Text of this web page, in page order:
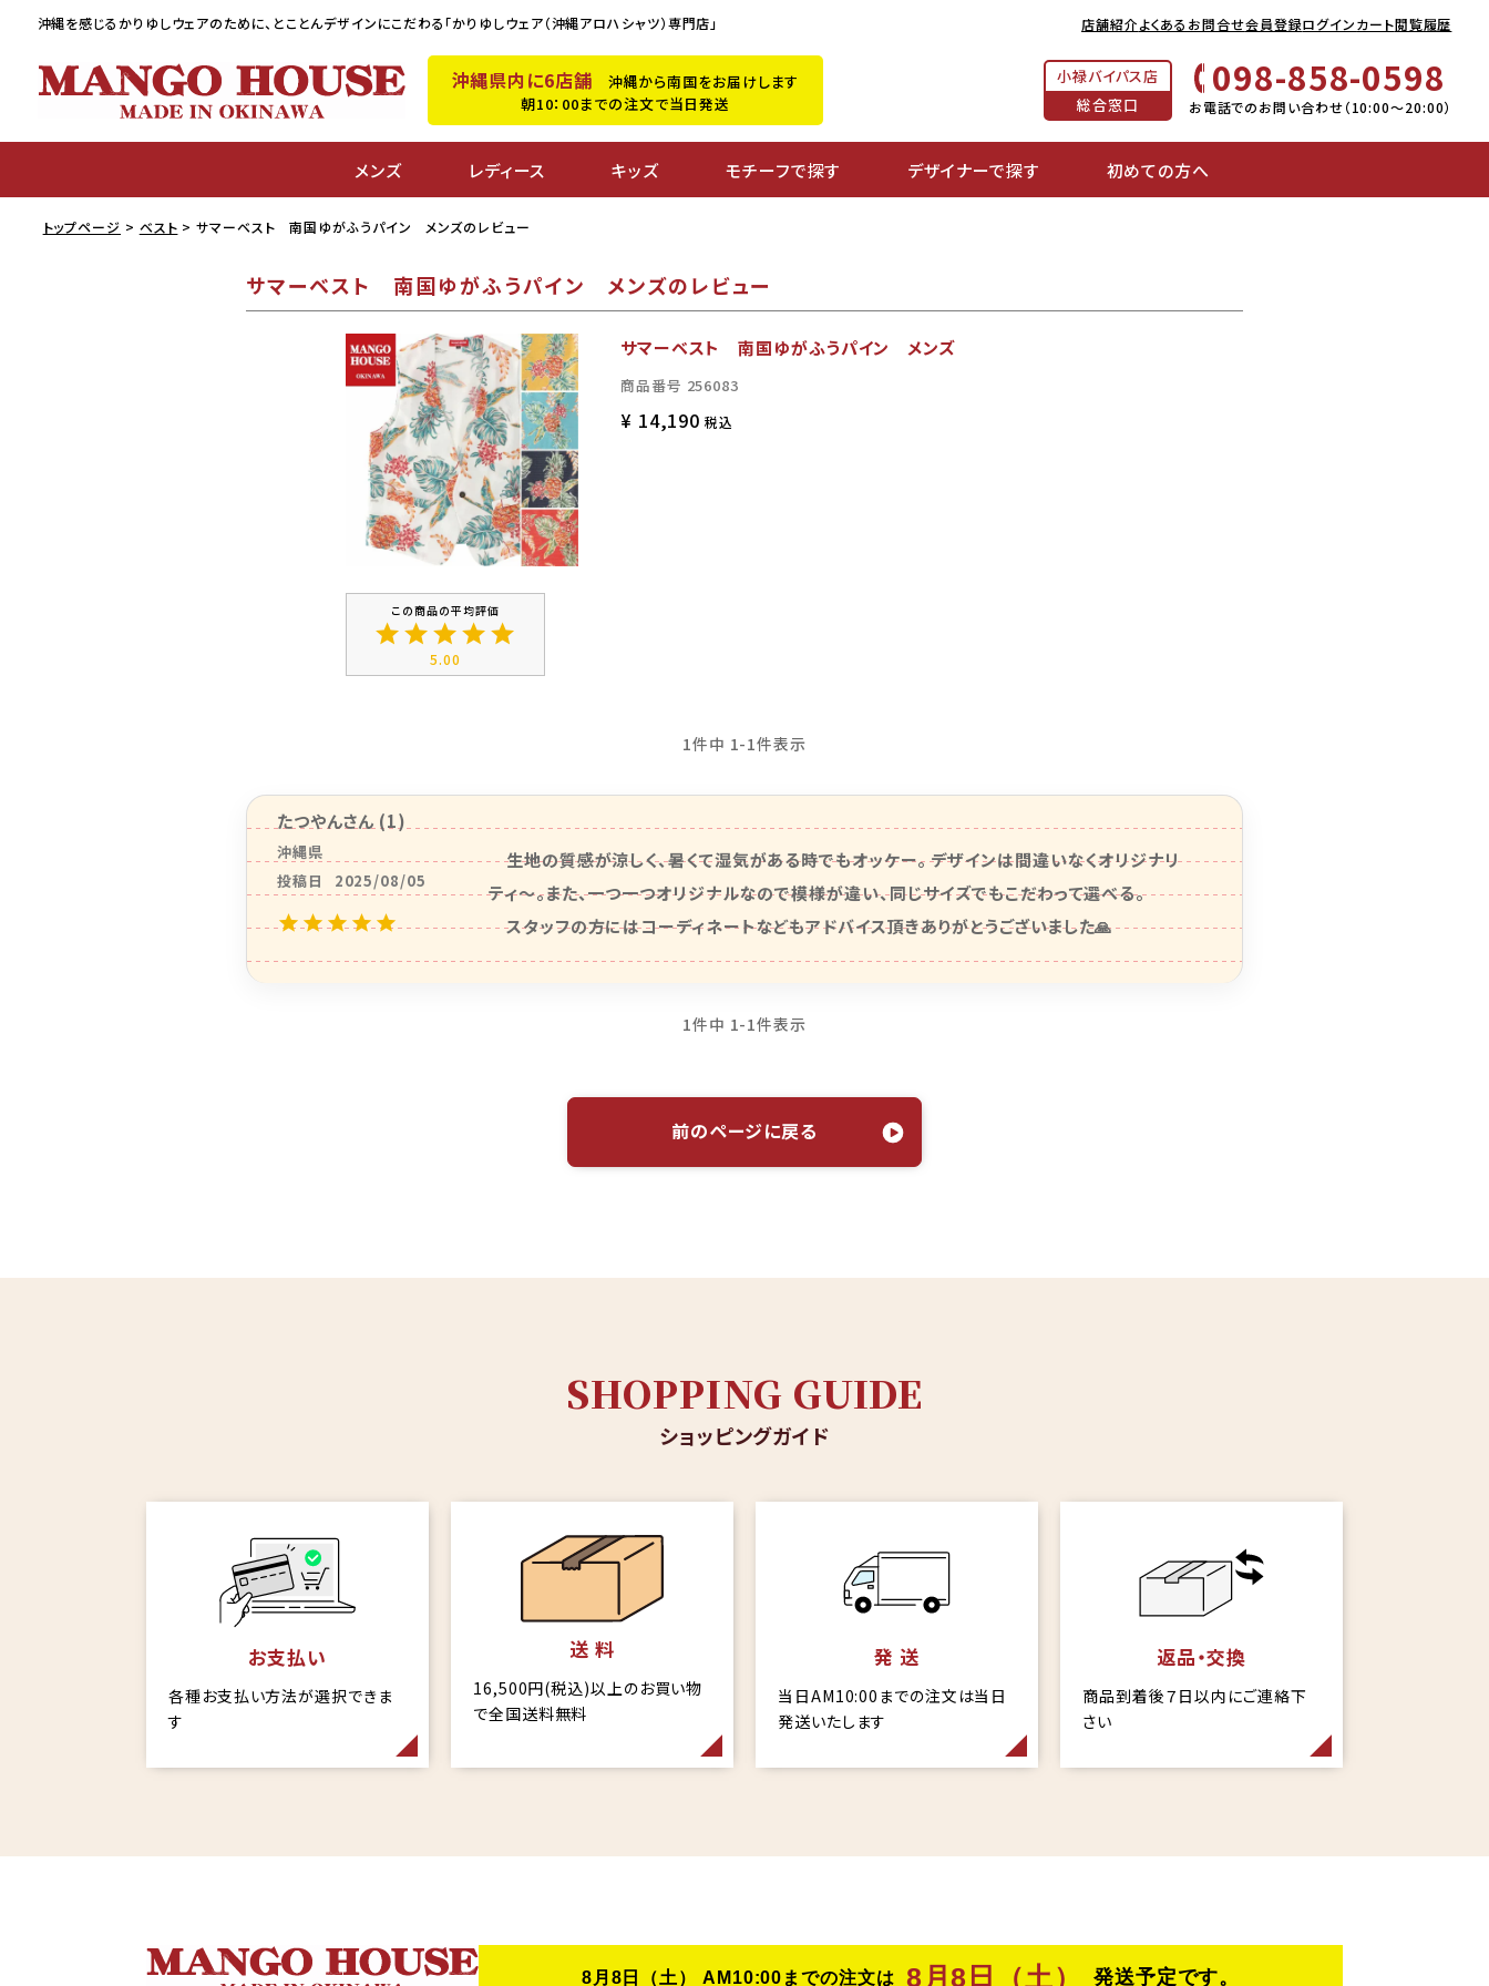
沖縄を感じるかりゆしウェアのために、 とことんデザインにこだわる「かりゆしウェア（沖縄アロハシャツ）専門店」 店舗紹介よくあるお問合せ会員登録ログインカート閲覧履歴
沖縄県内に6店舗 沖縄から南国をお届けします
朝10：00までの注文で当日発送
小禄バイパス店
総合窓口
098-858-0598
お電話でのお問い合わせ（10:00～20:00）
メンズ レディース キッズ モチーフで探す デザイナーで探す 初めての方へ
トップページ ベスト サマーベスト 南国ゆがふうパイン メンズのレビュー
サマーベスト 南国ゆがふうパイン メンズのレビュー
サマーベスト 南国ゆがふうパイン メンズ
商品番号 256083
¥ 14,190 税込
5.00
1件中 1-1件表示
たつやん 1
沖縄県
投稿日
2025/08/05
生地の質感が涼しく、暑くて湿気がある時でもオッケー。 デザインは間違いなくオリジナリ
ティ〜。また、一つ一つオリジナルなので模様が違い、同じサイズでもこだわって選べる。
スタッフの方にはコーディネートなどもアドバイス頂きありがとうございました🙏
1件中 1-1件表示
前のページに戻る
SHOPPING GUIDE
ショッピングガイド
お支払い
各種お支払い方法が選択できま
す
送 料
16,500円(税込)以上のお買い物
で全国送料無料
発 送
当日AM10:00までの注文は当日
発送いたします
返品・交換
商品到着後７日以内にご連絡下
さい